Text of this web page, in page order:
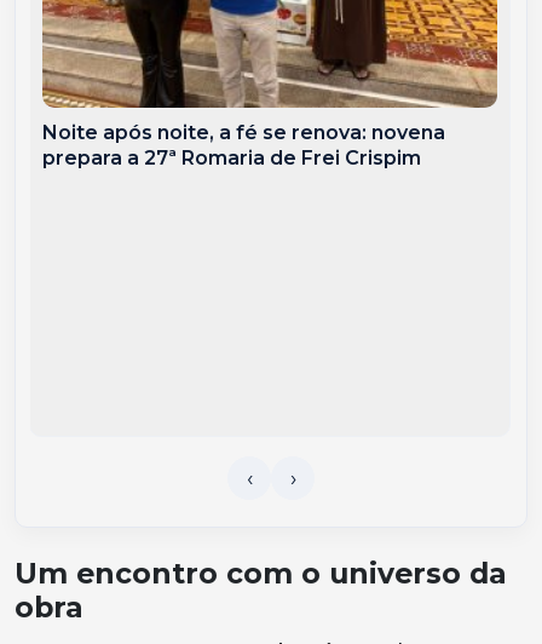
Noite após noite, a fé se renova: novena
prepara a 27ª Romaria de Frei Crispim
Um encontro com o universo da
obra